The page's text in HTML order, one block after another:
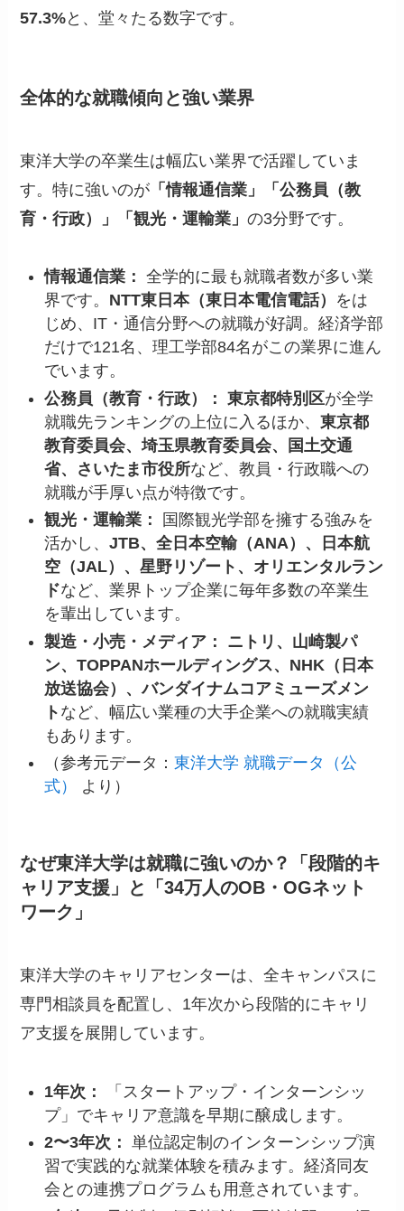
57.3%と、堂々たる数字です。
全体的な就職傾向と強い業界
東洋大学の卒業生は幅広い業界で活躍していま
す。特に強いのが 「情報通信業」「公務員（教
育・行政）」「観光・運輸業」の3分野です。
情報通信業： 全学的に最も就職者数が多い業
界です。 NTT東日本（東日本電信電話） をは
じめ、IT・通信分野への就職が好調。経済学部
だけで121名、理工学部84名がこの業界に進ん
でいます。
公務員（教育・行政）：
東京都特別区が全学
就職先ランキングの上位に入るほか、東京都
教育委員会、埼玉県教育委員会、国土交通
省、さいたま市役所など、教員・行政職への
就職が手厚い点が特徴です。
観光・運輸業：
国際観光学部を擁する強みを
活かし、JTB、全日本空輸（ANA）、日本航
空（JAL）、星野リゾート、オリエンタルラン
ドなど、業界トップ企業に毎年多数の卒業生
を輩出しています。
製造・小売・メディア：
ニトリ、山崎製パ
ン、TOPPANホールディングス、NHK（日本
放送協会）、バンダイナムコアミューズメン
ト など、幅広い業種の大手企業への就職実績
もあります。
（参考元データ：東洋大学 就職データ（公
式）
より）
なぜ東洋大学は就職に強いのか？「段階的キ
ャリア支援」と「34万人のOB・OGネット
ワーク」
東洋大学のキャリアセンターは、全キャンパスに
専門相談員を配置し、1年次から段階的にキャリ
ア支援を展開しています。
1年次：
「スタートアップ・インターンシッ
プ」でキャリア意識を早期に醸成します。
2〜3年次： 単位認定制のインターンシップ演
習で実践的な就業体験を積みます。経済同友
会との連携プログラムも用意されています。